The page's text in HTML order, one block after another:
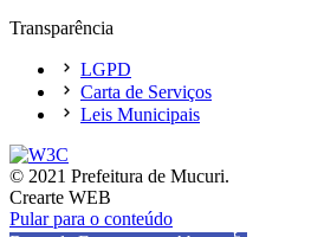
Transparência
LGPD
Carta de Serviços
Leis Municipais
© 2021 Prefeitura de Mucuri.
Crearte WEB
Pular para o conteúdo